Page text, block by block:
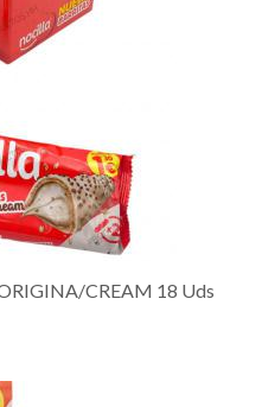
CREAM 18 Uds